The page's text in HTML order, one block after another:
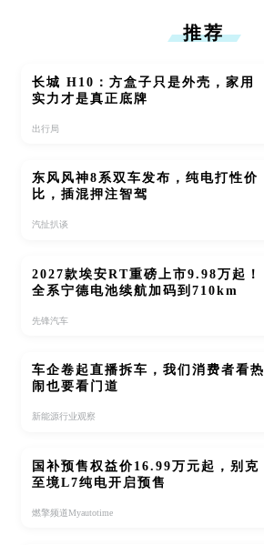
推荐
长城 H10：方盒子只是外壳，家用
实力才是真正底牌
出行局
东风风神8系双车发布，纯电打性价
比，插混押注智驾
汽扯扒谈
2027款埃安RT重磅上市9.98万起！
全系宁德电池续航加码到710km
先锋汽车
车企卷起直播拆车，我们消费者看热
闹也要看门道
新能源行业观察
国补预售权益价16.99万元起，别克
至境L7纯电开启预售
燃擎频道Myautotime